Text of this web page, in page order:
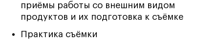
Подобрать программу
приёмы работы со внешним видом
продуктов и их подготовка к съёмке
Практика съёмки